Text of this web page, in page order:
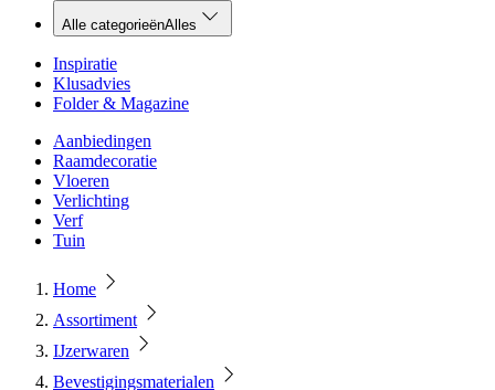
Alle categorieënAlles
Inspiratie
Klusadvies
Folder & Magazine
Aanbiedingen
Raamdecoratie
Vloeren
Verlichting
Verf
Tuin
Home
Assortiment
IJzerwaren
Bevestigingsmaterialen